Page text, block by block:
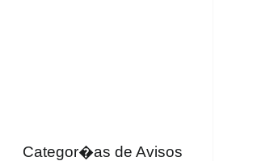
Categor�as de Avisos